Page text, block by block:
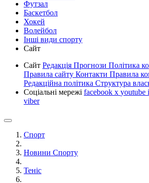
Футзал
Баскетбол
Хокей
Волейбол
Інші види спорту
Сайт
Сайт Редакція Прогнози Політика
Правила сайту Контакти Правила
Редакційна політика Структура
Соціальні мережі facebook x youtube
viber
Спорт
Новини Спорту
Теніс